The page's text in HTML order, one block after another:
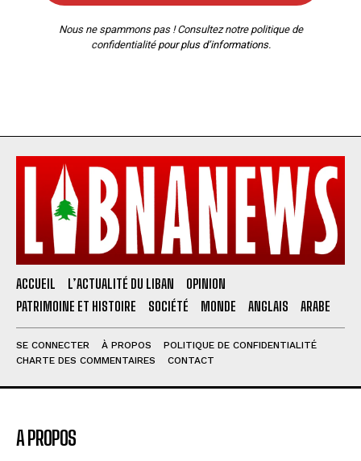
Nous ne spammons pas ! Consultez notre politique de
confidentialitépour plus d’informations.
ACCUEIL L’ACTUALITÉ DU LIBAN
OPINION
PATRIMOINE ET HISTOIRE
SOCIÉTÉ MONDE ANGLAIS ARABE
SE CONNECTER À PROPOS
POLITIQUE DE CONFIDENTIALITÉ
CHARTE DES COMMENTAIRES
CONTACT
A PROPOS